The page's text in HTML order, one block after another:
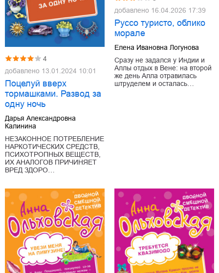
4
добавлено 13.01.2024 10:01
Поцелуй вверх
тормашками. Развод за
одну ночь
Дарья Александровна
Калинина
НЕЗАКОННОЕ ПОТРЕБЛЕНИЕ
НАРКОТИЧЕСКИХ СРЕДСТВ,
ПСИХОТРОПНЫХ ВЕЩЕСТВ,
ИХ АНАЛОГОВ ПРИЧИНЯЕТ
ВРЕД ЗДОРО…
добавлено 16.04.2026 17:39
Руссо туристо, облико
морале
Елена Ивановна Логунова
Сразу не задался у Индии и
Аллы отдых в Вене: на второй
же день Алла отравилась
штруделем и осталась…